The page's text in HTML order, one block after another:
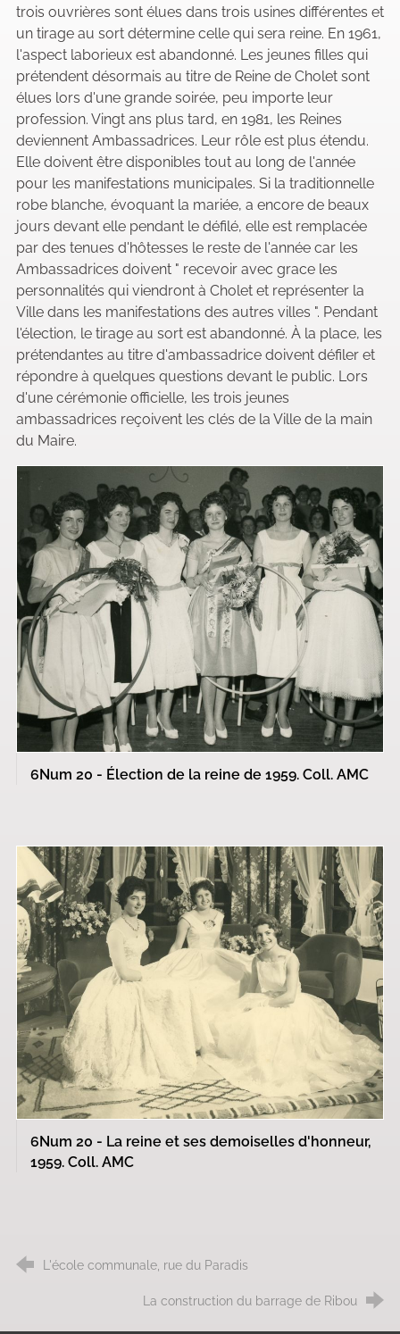
trois ouvrières sont élues dans trois usines différentes et
un tirage au sort détermine celle qui sera reine. En 1961,
l'aspect laborieux est abandonné. Les jeunes filles qui
prétendent désormais au titre de Reine de Cholet sont
élues lors d'une grande soirée, peu importe leur
profession. Vingt ans plus tard, en 1981, les Reines
deviennent Ambassadrices. Leur rôle est plus étendu.
Elle doivent être disponibles tout au long de l'année
pour les manifestations municipales. Si la traditionnelle
robe blanche, évoquant la mariée, a encore de beaux
jours devant elle pendant le défilé, elle est remplacée
par des tenues d'hôtesses le reste de l'année car les
Ambassadrices doivent " recevoir avec grace les
personnalités qui viendront à Cholet et représenter la
Ville dans les manifestations des autres villes ". Pendant
l'élection, le tirage au sort est abandonné. À la place, les
prétendantes au titre d'ambassadrice doivent défiler et
répondre à quelques questions devant le public. Lors
d'une cérémonie officielle, les trois jeunes
ambassadrices reçoivent les clés de la Ville de la main
du Maire.
6Num 20 - Élection de la reine de 1959. Coll. AMC
6Num 20 - La reine et ses demoiselles d'honneur,
1959. Coll. AMC
L'école communale, rue du Paradis
La construction du barrage de Ribou